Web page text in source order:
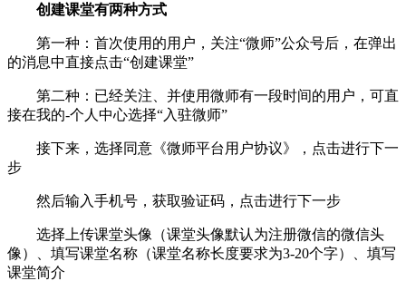
创建课堂有两种方式
第一种：首次使用的用户，关注“微师”公众号后，在弹出
的消息中直接点击“创建课堂”
第二种：已经关注、并使用微师有一段时间的用户，可直
接在我的-个人中心选择“入驻微师”
接下来，选择同意《微师平台用户协议》，点击进行下一
步
然后输入手机号，获取验证码，点击进行下一步
选择上传课堂头像（课堂头像默认为注册微信的微信头
像）、填写课堂名称（课堂名称长度要求为3-20个字）、填写
课堂简介